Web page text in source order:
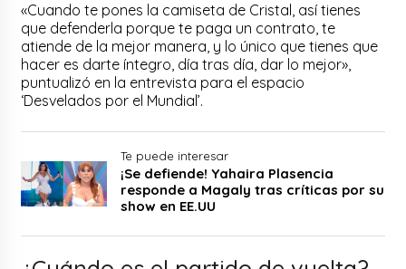
«Cuando te pones la camiseta de Cristal, así tienes
que defenderla porque te paga un contrato, te
atiende de la mejor manera, y lo único que tienes que
hacer es darte íntegro, día tras día, dar lo mejor»,
puntualizó en la entrevista para el espacio
‘Desvelados por el Mundial’.
Te puede interesar
¡Se defiende! Yahaira Plasencia
responde a Magaly tras críticas por su
show en EE.UU